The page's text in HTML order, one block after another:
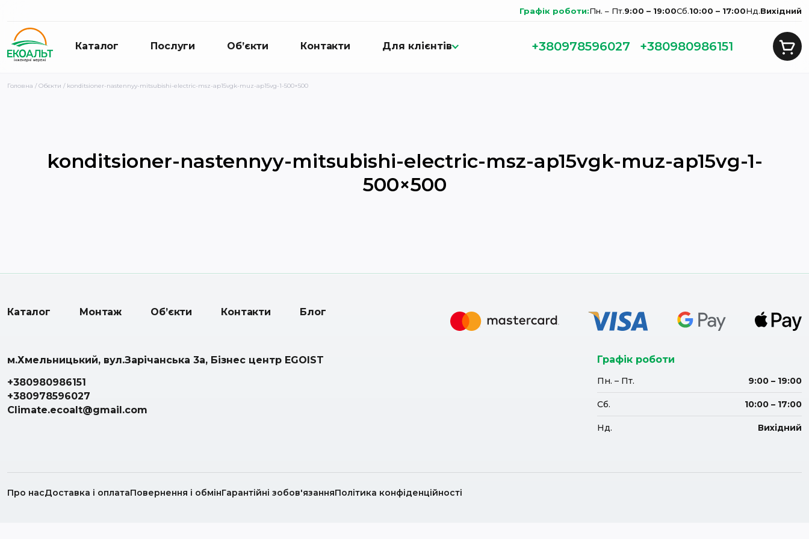
Графік роботи:Пн. – Пт.9:00 – 19:00Сб.10:00 – 17:00Нд.Вихідний
Каталог Послуги Об’єкти Контакти Для клієнтів +380978596027 +380980986151
Головна /Обєкти / konditsioner-nastennyy-mitsubishi-electric-msz-ap15vgk-muz-ap15vg-1-500×500
konditsioner-nastennyy-mitsubishi-electric-msz-ap15vgk-muz-ap15vg-1-
500×500
Каталог Монтаж Об’єкти Контакти Блог
м.Хмельницький, вул.Зарічанська 3а, Бізнес центр EGOIST
+380980986151
+380978596027
Climate.ecoalt@gmail.com
Графік роботи
Пн. – Пт. 9:00 – 19:00
Сб. 10:00 – 17:00
Нд. Вихідний
Про насДоставка і оплатаПовернення і обмінГарантійні зобов'язанняПолітика конфіденційності